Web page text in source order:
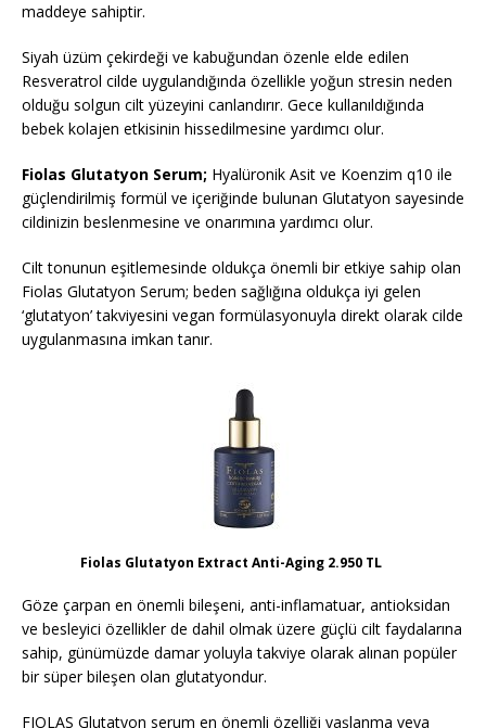
maddeye sahiptir.
Siyah üzüm çekirdeği ve kabuğundan özenle elde edilen
Resveratrol cilde uygulandığında özellikle yoğun stresin neden
olduğu solgun cilt yüzeyini canlandırır. Gece kullanıldığında
bebek kolajen etkisinin hissedilmesine yardımcı olur.
Fiolas Glutatyon Serum; Hyalüronik Asit ve Koenzim q10 ile
güçlendirilmiş formül ve içeriğinde bulunan Glutatyon sayesinde
cildinizin beslenmesine ve onarımına yardımcı olur.
Cilt tonunun eşitlemesinde oldukça önemli bir etkiye sahip olan
Fiolas Glutatyon Serum; beden sağlığına oldukça iyi gelen
‘glutatyon’ takviyesini vegan formülasyonuyla direkt olarak cilde
uygulanmasına imkan tanır.
Fiolas Glutatyon Extract Anti-Aging 2.950 TL
Göze çarpan en önemli bileşeni, anti-inflamatuar, antioksidan
ve besleyici özellikler de dahil olmak üzere güçlü cilt faydalarına
sahip, günümüzde damar yoluyla takviye olarak alınan popüler
bir süper bileşen olan glutatyondur.
FIOLAS Glutatyon serum en önemli özelliği yaşlanma veya